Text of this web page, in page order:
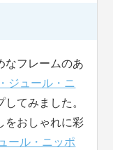
なフレームのあ
ジュール・ニ
てみました。
をおしゃれに彩
ール・ニッポ